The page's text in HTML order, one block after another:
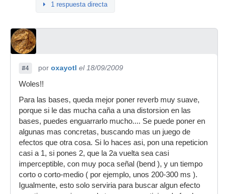
1 respuesta directa
#4 por oxayotl el 18/09/2009
Woles!!
Para las bases, queda mejor poner reverb muy suave,
porque si le das mucha caña a una distorsion en las
bases, puedes enguarrarlo mucho.... Se puede poner en
algunas mas concretas, buscando mas un juego de
efectos que otra cosa. Si lo haces asi, pon una repeticion
casi a 1, si pones 2, que la 2a vuelta sea casi
imperceptible, con muy poca señal (bend ), y un tiempo
corto o corto-medio ( por ejemplo, unos 200-300 ms ).
Igualmente, esto solo serviria para buscar algun efecto